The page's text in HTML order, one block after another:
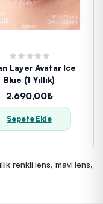
Layer Avatar Ice
Blue (1 Yıllık)
2.690,00₺
Sepete Ekle
renkli lens, mavi lens,